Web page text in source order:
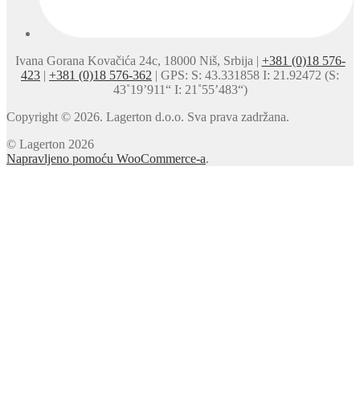
Ivana Gorana Kovačića 24c, 18000 Niš, Srbija | +381 (0)18 576-
423
+381 (0)18 576-362 | GPS: S: 43.331858 I: 21.92472 (S:
43˚19’911“ I: 21˚55’483“)
Copyright © 2026. Lagerton d.o.o. Sva prava zadržana.
© Lagerton 2026
Napravljeno pomoću WooCommerce-a.